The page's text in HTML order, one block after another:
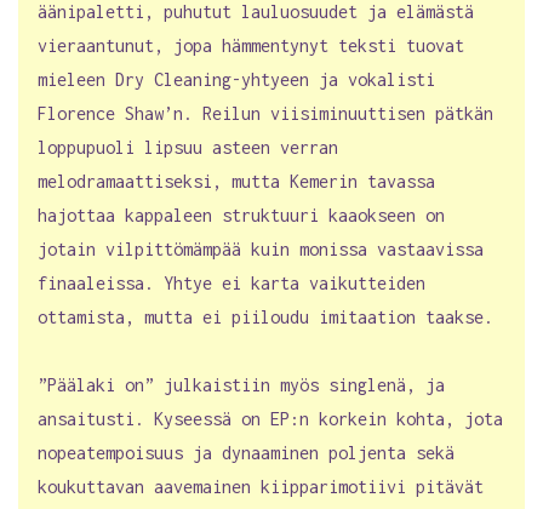
äänipaletti, puhutut lauluosuudet ja elämästä
vieraantunut, jopa hämmentynyt teksti tuovat
mieleen Dry Cleaning-yhtyeen ja vokalisti
Florence Shaw’n. Reilun viisiminuuttisen pätkän
loppupuoli lipsuu asteen verran
melodramaattiseksi, mutta Kemerin tavassa
hajottaa kappaleen struktuuri kaaokseen on
jotain vilpittömämpää kuin monissa vastaavissa
finaaleissa. Yhtye ei karta vaikutteiden
ottamista, mutta ei piiloudu imitaation taakse.
”Päälaki on” julkaistiin myös singlenä, ja
ansaitusti. Kyseessä on EP:n korkein kohta, jota
nopeatempoisuus ja dynaaminen poljenta sekä
koukuttavan aavemainen kiipparimotiivi pitävät